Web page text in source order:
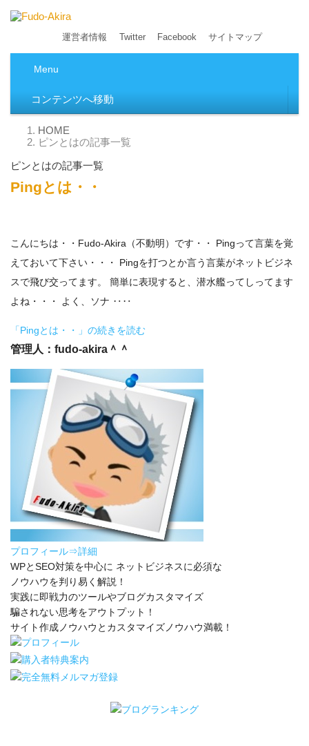
Fudo-Akira
ネットビジネス研究のススメ！本質を見抜く力をつけ
運営者情報 Twitter Facebook サイトマップ
Menu
コンテンツへ移動
HOME
ピンとはの記事一覧
ピンとはの記事一覧
Pingとは・・
こんにちは・・Fudo-Akira（不動明）です・・ Pingって言葉を覚
えておいて下さい・・・ Pingを打つとか言う言葉がネットビジネ
スで飛び交ってます。 簡単に表現すると、潜水艦ってしってます
よね・・・ よく、ソナ ‥‥
「Pingとは・・」の続きを読む
管理人：fudo-akira＾＾
プロフィール⇒詳細
WPとSEO対策を中心に ネットビジネスに必須な
ノウハウを判り易く解説！
実践に即戦力のツールやブログカスタマイズ
騙されない思考をアウトプット！
サイト作成ノウハウとカスタマイズノウハウ満載！